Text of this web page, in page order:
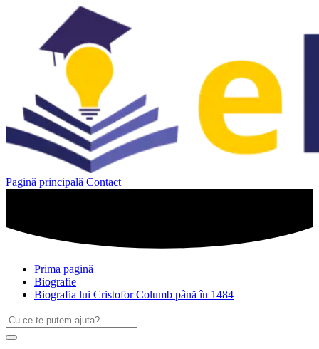
Pagină principală Contact
Prima pagină
Biografie
Biografia lui Cristofor Columb până în 1484
Caută
după:
Search